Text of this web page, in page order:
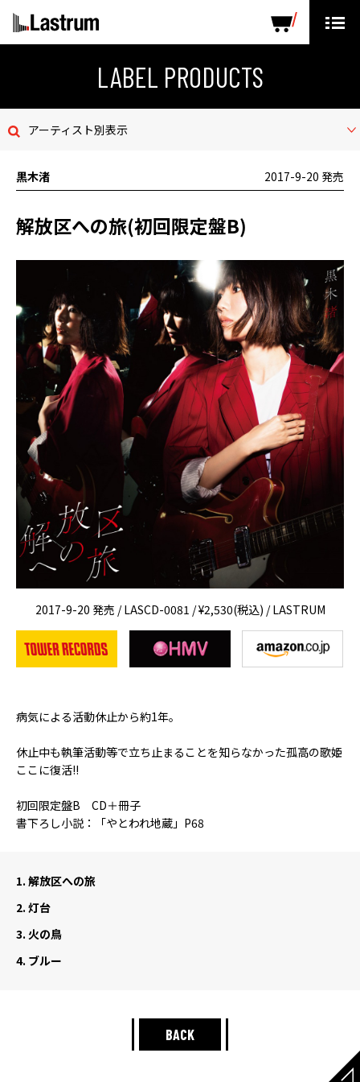
LABEL PRODUCTS
お問い合わせ
デモテープ
プライバシーポリシー
ENGLISH PAGE
LABEL PRODUCTS
アーティスト別表示
黒木渚 2017-9-20 発売
解放区への旅(初回限定盤B)
2017-9-20 発売 / LASCD-0081 / ¥2,530(税込) / LASTRUM
病気による活動休止から約1年。
休止中も執筆活動等で立ち止まることを知らなかった孤高の歌姫
ここに復活!!
初回限定盤B CD＋冊子
書下ろし小説：「やとわれ地蔵」P68
1. 解放区への旅
2. 灯台
3. 火の鳥
4. ブルー
BACK